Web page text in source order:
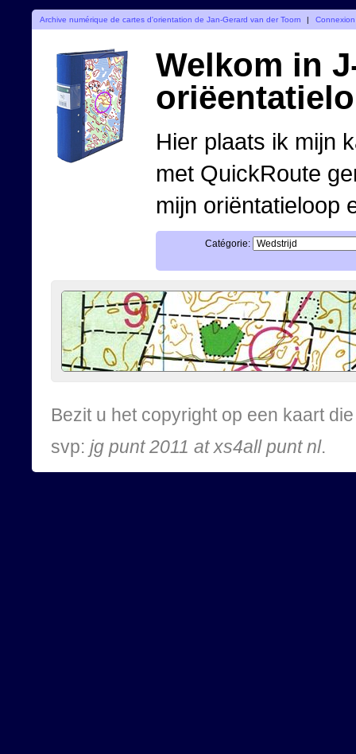
Archive numérique de cartes d'orientation de Jan-Gerard van der Toorn | Connexion
Welkom in
Hier plaats ik mijn
met QuickRoute
mijn oriëntatieloop
Catégorie:
Bezit u het copyright op een kaart
svp: jg punt 2011 at xs4all punt nl.